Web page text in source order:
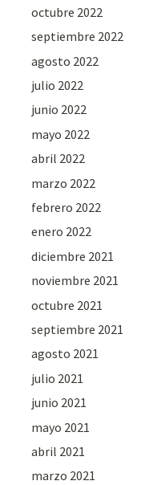
octubre 2022
septiembre 2022
agosto 2022
julio 2022
junio 2022
mayo 2022
abril 2022
marzo 2022
febrero 2022
enero 2022
diciembre 2021
noviembre 2021
octubre 2021
septiembre 2021
agosto 2021
julio 2021
junio 2021
mayo 2021
abril 2021
marzo 2021